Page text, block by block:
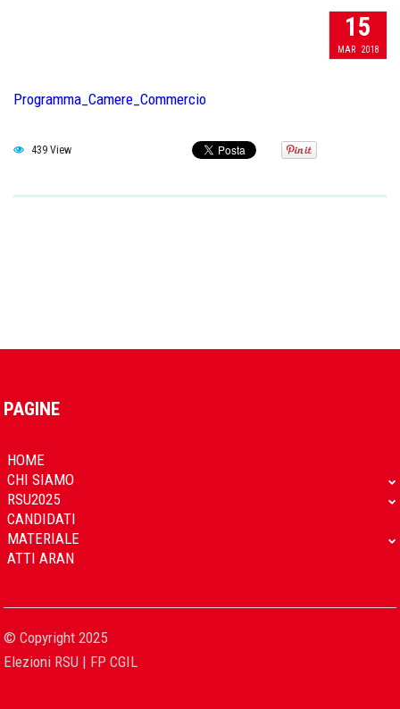
15
MAR 2018
Programma_Camere_Commercio
439 View
PAGINE
HOME
CHI SIAMO
RSU2025
CANDIDATI
MATERIALE
ATTI ARAN
© Copyright 2025
Elezioni RSU | FP CGIL